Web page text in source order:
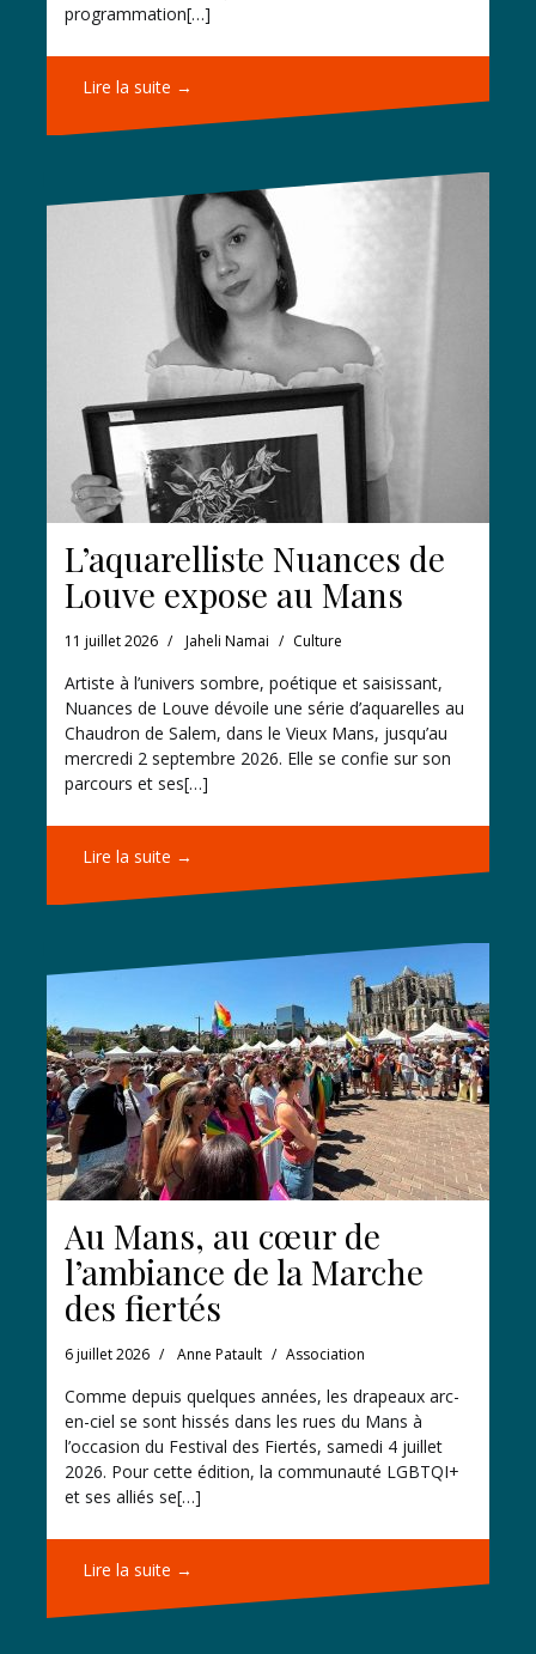
programmation[…]
Lire la suite →
L’aquarelliste Nuances de
Louve expose au Mans
11 juillet 2026 Jaheli Namai Culture
Artiste à l’univers sombre, poétique et saisissant,
Nuances de Louve dévoile une série d’aquarelles au
Chaudron de Salem, dans le Vieux Mans, jusqu’au
mercredi 2 septembre 2026. Elle se confie sur son
parcours et ses[…]
Lire la suite →
Au Mans, au cœur de
l’ambiance de la Marche
des fiertés
6 juillet 2026 Anne Patault Association
Comme depuis quelques années, les drapeaux arc-
en-ciel se sont hissés dans les rues du Mans à
l’occasion du Festival des Fiertés, samedi 4 juillet
2026. Pour cette édition, la communauté LGBTQI+
et ses alliés se[…]
Lire la suite →